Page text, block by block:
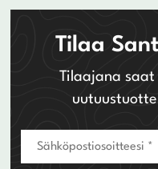
Tilaa
Tilaajana saat